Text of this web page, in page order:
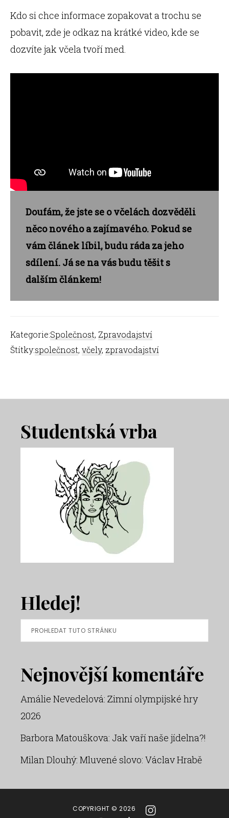
Kdo si chce informace zopakovat a trochu se
pobavit, zde je odkaz na krátké video, kde se
dozvíte jak včela tvoří med.
Doufám, že jste se o včelách dozvěděli
něco nového a zajímavého. Pokud se
vám článek líbil, budu ráda za jeho
sdílení. Já se na vás budu těšit s
dalším článkem!
Kategorie:Společnost, Zpravodajství
Štítky:společnost, včely, zpravodajství
Footer
Studentská vrba
Hledej!
Prohledat
tuto
Nejnovější komentáře
Amálie Nevedelová: Zimní olympijské hry
2026
Barbora Matouškova: Jak vaří naše jídelna?!
Milan Dlouhý: Mluvené slovo: Václav Hrabě
COPYRIGHT © 2026